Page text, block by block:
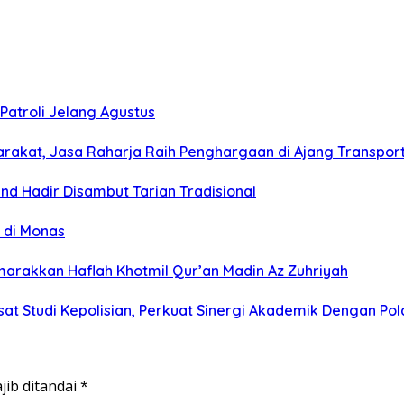
Jelang Agustus
Jasa Raharja Raih Penghargaan di Ajang
Hadir Disambut Tarian Tradisional
Monas
Haflah Khotmil Qur’an Madin Az Zuhriyah
Studi Kepolisian, Perkuat Sinergi Akademik Dengan
ditandai *